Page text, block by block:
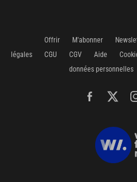
Offrir M'abonner
légales
CGU CGV Aide
données personnelles